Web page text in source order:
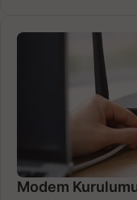
Modem Kurulumu